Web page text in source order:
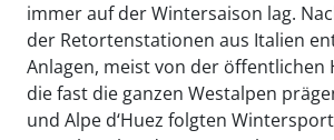
immer auf der Wintersaison lag.
der Retortenstationen aus Italien
Anlagen, meist von der öffentlichen
die fast die ganzen Westalpen
und Alpe d‘Huez folgten